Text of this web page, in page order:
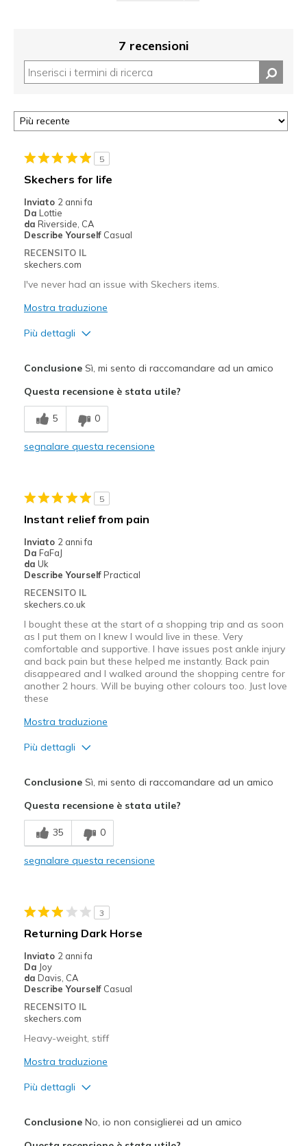
7 recensioni
5
Skechers for life
Inviato 2 anni fa
Da Lottie
da Riverside, CA
Describe Yourself Casual
RECENSITO IL
skechers.com
I've never had an issue with Skechers items.
Mostra traduzione
Più dettagli
Comfortable
Durable
Feels true to size
View On Shoes
ConclusioneSì, mi sento di raccomandare ad un amico
Questa recensione è stata utile?
5 0
segnalare questa recensione
5
Instant relief from pain
Inviato 2 anni fa
Da FaFaJ
da Uk
Describe Yourself Practical
RECENSITO IL
skechers.co.uk
I bought these at the start of a shopping trip and as soon
as I put them on I knew I would live in these. Very
comfortable and supportive. I have issues post ankle injury
and back pain but these helped me instantly. Back pain
disappeared and I walked around the shopping centre for
another 2 hours. Will be buying other colours too. Just love
these
Mostra traduzione
Più dettagli
Breathe Well
Comfortable
Migliori Utilizzi:
Going Out
Travel
Width
View On Shoes
ConclusioneSì, mi sento di raccomandare ad un amico
Questa recensione è stata utile?
35 0
segnalare questa recensione
3
Returning Dark Horse
Inviato 2 anni fa
Da Joy
da Davis, CA
Describe Yourself Casual
RECENSITO IL
skechers.com
Heavy-weight, stiff
Mostra traduzione
Più dettagli
ConclusioneNo, io non consiglierei ad un amico